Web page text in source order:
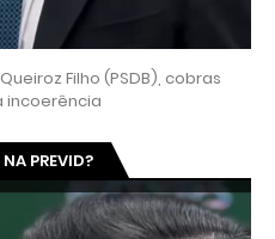
Filho (PSDB), cobras
incoerência
PREVID?